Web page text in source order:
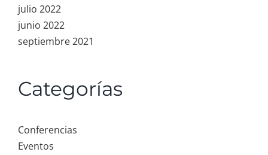
julio 2022
junio 2022
septiembre 2021
Categorías
Conferencias
Eventos